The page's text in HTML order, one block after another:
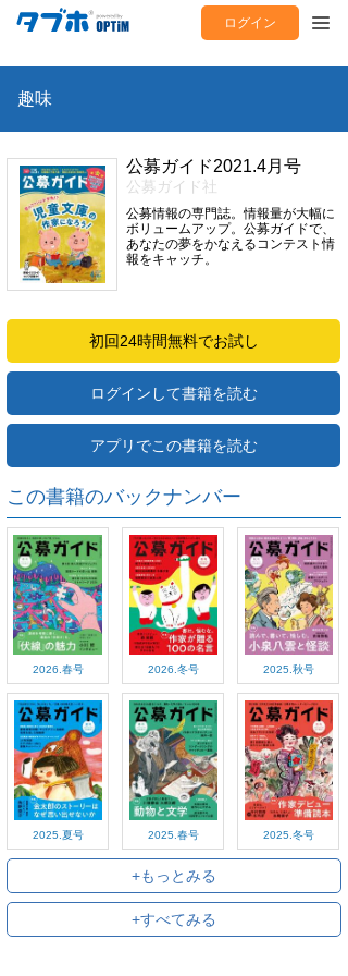
ログイン
趣味
公募ガイド2021.4月号
公募ガイド社
公募情報の専門誌。情報量が大幅に
ボリュームアップ。公募ガイドで、
あなたの夢をかなえるコンテスト情
報をキャッチ。
初回24時間無料でお試し
ログインして書籍を読む
アプリでこの書籍を読む
この書籍のバックナンバー
2026.春号 2026.冬号 2025.秋号
2025.夏号 2025.春号 2025.冬号
+もっとみる
+すべてみる